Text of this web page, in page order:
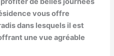
vous offre
dans lesquels il est
une vue agréable